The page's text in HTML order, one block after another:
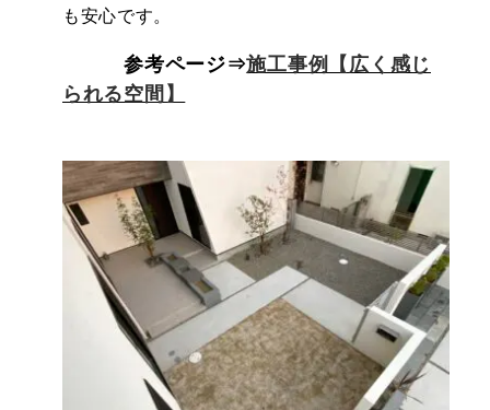
も安心です。
参考ページ⇒施工事例【広く感じ
られる空間】